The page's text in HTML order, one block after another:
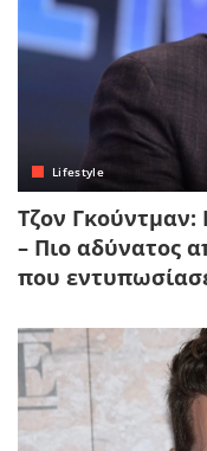
Lifestyle
Τζον
– Πιο αδύνατος
που